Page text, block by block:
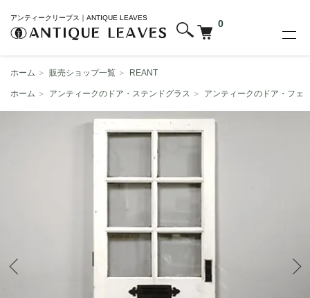
アンティークリーブス｜ANTIQUE LEAVES
0
ホーム ＞ 販売ショップ一覧 ＞ REANT
ホーム ＞ アンティークのドア・ステンドグラス ＞ アンティークのドア・フェ